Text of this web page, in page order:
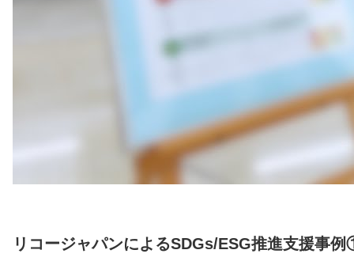
リコージャパンによるSDGs/ESG推進支援事